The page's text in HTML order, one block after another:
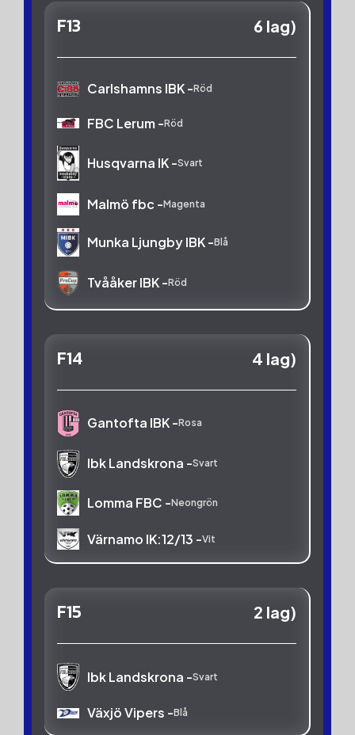
F13 6 lag)
Carlshamns IBK -Röd
FBC Lerum -Röd
Husqvarna IK -Svart
Malmö fbc -Magenta
Munka Ljungby IBK -Blå
Tvååker IBK -Röd
F14 4 lag)
Gantofta IBK -Rosa
Ibk Landskrona -Svart
Lomma FBC -Neongrön
Värnamo IK:12/13 -Vit
F15 2 lag)
Ibk Landskrona -Svart
Växjö Vipers -Blå